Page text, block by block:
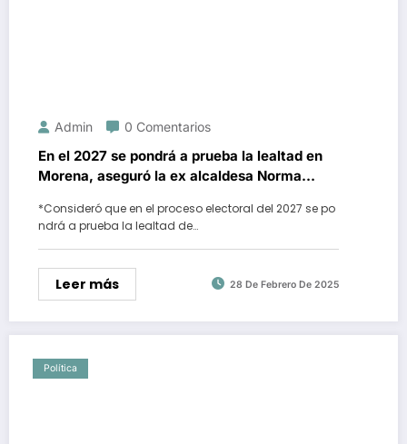
Admin 0 Comentarios
En el 2027 se pondrá a prueba la lealtad en
Morena, aseguró la ex alcaldesa Norma
*Consideró que en el proceso electoral del 2027 se po
ndrá a prueba la lealtad de…
Leer más 28 De Febrero De 2025
Política